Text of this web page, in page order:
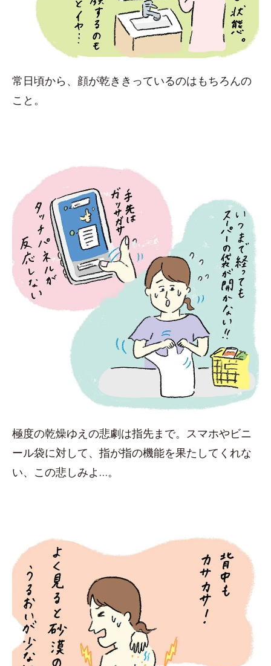
常日頃から、顔が乾ききっているのはもちろんの
こと。
極度の乾燥ゆえの悲劇は指先まで。スマホやビニ
ール袋に対して、指が指の機能を果たしてくれな
い、この悲しみよ…。